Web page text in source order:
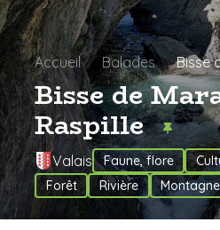
Accueil Balades Bisse
Bisse de
Raspille
Valais Faune, flore
Forêt
Rivière Montagne